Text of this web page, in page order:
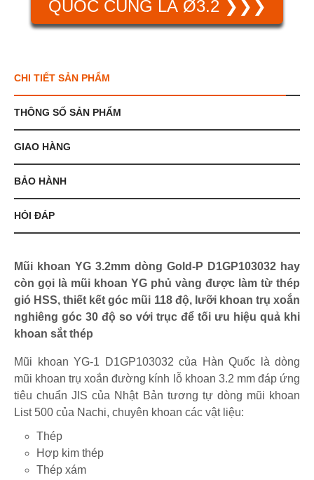
QUỐC CÙNG LÀ Ø3.2 ❯❯❯
CHI TIẾT SẢN PHẨM
THÔNG SỐ SẢN PHẨM
GIAO HÀNG
BẢO HÀNH
HỎI ĐÁP
Mũi khoan YG 3.2mm dòng Gold-P D1GP103032 hay
còn gọi là mũi khoan YG phủ vàng được làm từ thép
gió HSS, thiết kết góc mũi 118 độ, lưỡi khoan trụ xoắn
nghiêng góc 30 độ so với trục để tối ưu hiệu quả khi
khoan sắt thép
Mũi khoan YG-1 D1GP103032 của Hàn Quốc là dòng
mũi khoan trụ xoắn đường kính lỗ khoan 3.2 mm đáp ứng
tiêu chuẩn JIS của Nhật Bản tương tự dòng mũi khoan
List 500 của Nachi, chuyên khoan các vật liệu:
Thép
Hợp kim thép
Thép xám